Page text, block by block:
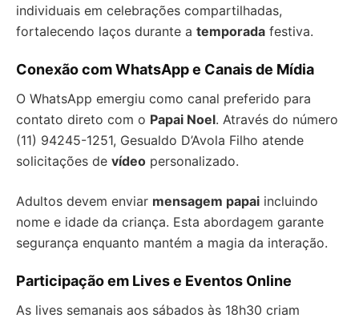
individuais em celebrações compartilhadas,
fortalecendo laços durante a temporada festiva.
Conexão com WhatsApp e Canais de Mídia
O WhatsApp emergiu como canal preferido para
contato direto com o Papai Noel. Através do número
(11) 94245-1251, Gesualdo D’Avola Filho atende
solicitações de vídeo personalizado.
Adultos devem enviar mensagem papai incluindo
nome e idade da criança. Esta abordagem garante
segurança enquanto mantém a magia da interação.
Participação em Lives e Eventos Online
As lives semanais aos sábados às 18h30 criam